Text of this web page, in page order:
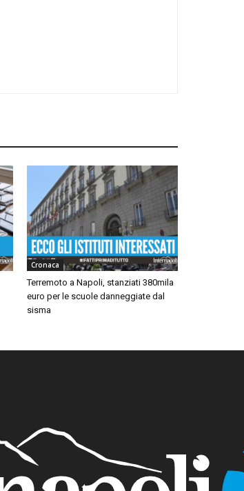
Cronaca
Terremoto a Napoli, stanziati 380mila
euro per le scuole danneggiate dal
sisma